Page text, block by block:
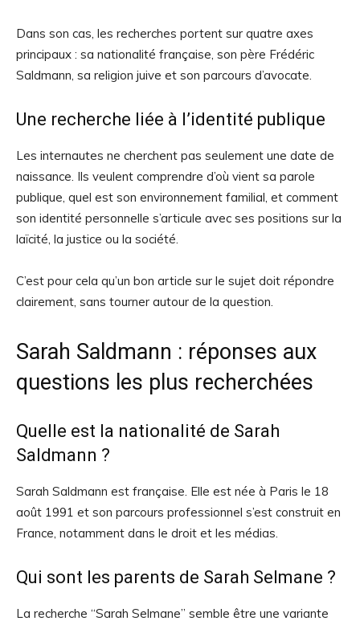
Dans son cas, les recherches portent sur quatre axes
principaux : sa nationalité française, son père Frédéric
Saldmann, sa religion juive et son parcours d’avocate.
Une recherche liée à l’identité publique
Les internautes ne cherchent pas seulement une date de
naissance. Ils veulent comprendre d’où vient sa parole
publique, quel est son environnement familial, et comment
son identité personnelle s’articule avec ses positions sur la
laïcité, la justice ou la société.
C’est pour cela qu’un bon article sur le sujet doit répondre
clairement, sans tourner autour de la question.
Sarah Saldmann : réponses aux
questions les plus recherchées
Quelle est la nationalité de Sarah
Saldmann ?
Sarah Saldmann est française. Elle est née à Paris le 18
août 1991 et son parcours professionnel s’est construit en
France, notamment dans le droit et les médias.
Qui sont les parents de Sarah Selmane ?
La recherche “Sarah Selmane” semble être une variante